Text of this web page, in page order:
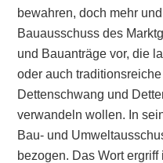
bewahren, doch mehr
Bauausschuss des
und Bauanträge vor, die
oder auch
Dettenschwang und
verwandeln wollen. In
Bau- und
bezogen. Das Wort